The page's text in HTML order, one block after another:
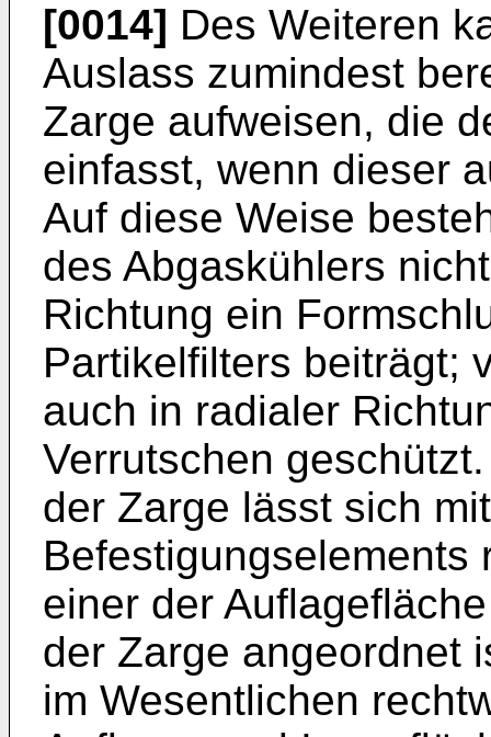
[0014] Des Weiteren
Auslass zumindest
Zarge aufweisen, die
einfasst, wenn dieser
Auf diese Weise
des Abgaskühlers
Richtung ein
Partikelfilters beiträgt;
auch in radialer
Verrutschen
der Zarge lässt sich
Befestigungselements
einer der
der Zarge angeordnet
im Wesentlichen